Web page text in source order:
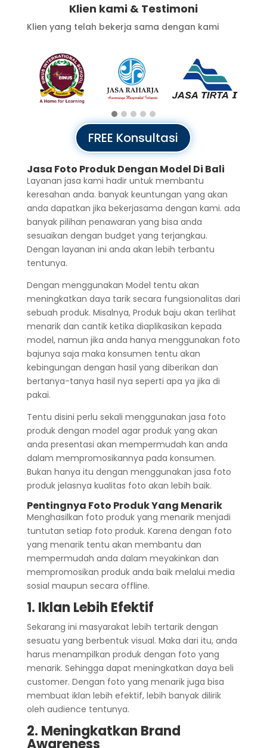
Klien kami & Testimoni
Klien yang telah bekerja sama dengan kami
FREE Konsultasi
Jasa Foto Produk Dengan Model Di Bali
Layanan jasa kami hadir untuk membantu
keresahan anda. banyak keuntungan yang akan
anda dapatkan jika bekerjasama dengan kami. ada
banyak pilihan penawaran yang bisa anda
sesuaikan dengan budget yang terjangkau.
Dengan layanan ini anda akan lebih terbantu
tentunya.
Dengan menggunakan Model tentu akan
meningkatkan daya tarik secara fungsionalitas dari
sebuah produk. Misalnya, Produk baju akan terlihat
menarik dan cantik ketika diaplikasikan kepada
model, namun jika anda hanya menggunakan foto
bajunya saja maka konsumen tentu akan
kebingungan dengan hasil yang diberikan dan
bertanya-tanya hasil nya seperti apa ya jika di
pakai.
Tentu disini perlu sekali menggunakan jasa foto
produk dengan model agar produk yang akan
anda presentasi akan mempermudah kan anda
dalam mempromosikannya pada konsumen.
Bukan hanya itu dengan menggunakan jasa foto
produk jelasnya kualitas foto akan lebih baik.
Pentingnya Foto Produk Yang Menarik
Menghasilkan foto produk yang menarik menjadi
tuntutan setiap foto produk. Karena dengan foto
yang menarik tentu akan membantu dan
mempermudah anda dalam meyakinkan dan
mempromosikan produk anda baik melalui media
sosial maupun secara offline.
1. Iklan Lebih Efektif
Sekarang ini masyarakat lebih tertarik dengan
sesuatu yang berbentuk visual. Maka dari itu, anda
harus menampilkan produk dengan foto yang
menarik. Sehingga dapat meningkatkan daya beli
customer. Dengan foto yang menarik juga bisa
membuat iklan lebih efektif, lebih banyak dilirik
oleh audience tentunya.
2. Meningkatkan Brand
Awareness